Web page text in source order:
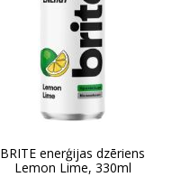
BRITE enerģijas dzēriens
Lemon Lime, 330ml